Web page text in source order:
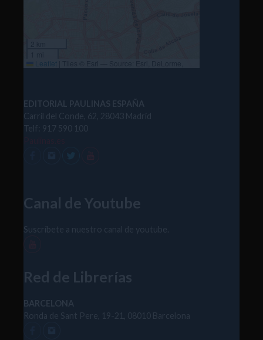
Leaflet
EDITORIAL PAULINAS ESPAÑA
Carril del Conde, 62, 28043 Madrid
Telf: 917 590 100
Canal de Youtube
Suscríbete a nuestro canal de youtube.
Red de Librerías
BARCELONA
Ronda de Sant Pere, 19-21, 08010 Barcelona